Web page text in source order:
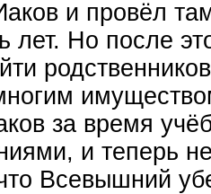
и провёл
лет. Но после
за время
и теперь
Всевышний